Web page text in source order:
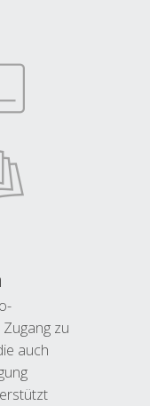
zu
auch